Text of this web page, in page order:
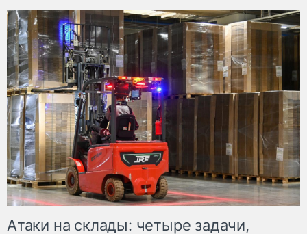
Атаки на склады: четыре задачи,